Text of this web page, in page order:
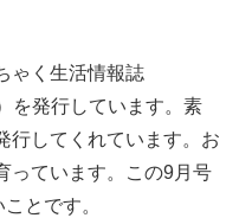
ゃく生活情報誌
を発行しています。素
行してくれています。お
っています。この9月号
とです。